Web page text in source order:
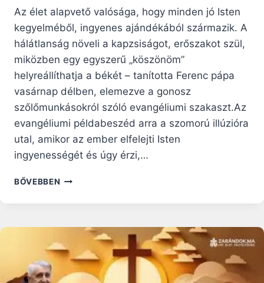
Az élet alapvető valósága, hogy minden jó Isten
kegyelméből, ingyenes ajándékából származik. A
hálátlanság növeli a kapzsiságot, erőszakot szül,
miközben egy egyszerű „köszönöm”
helyreállíthatja a békét – tanította Ferenc pápa
vasárnap délben, elemezve a gonosz
szőlőmunkásokról szóló evangéliumi szakaszt.Az
evangéliumi példabeszéd arra a szomorú illúzióra
utal, amikor az ember elfelejti Isten
ingyenességét és úgy érzi,…
BŐVEBBEN
A
SZÍVÜNKBŐL
FELSZÁLLÓ
FÉNY
–